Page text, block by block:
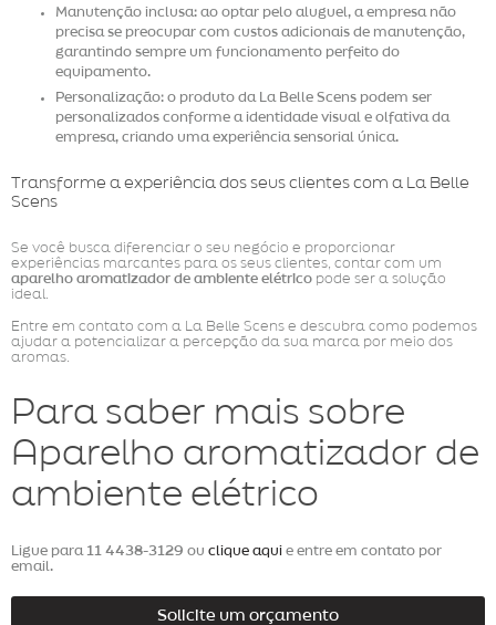
Manutenção inclusa: ao optar pelo aluguel, a empresa não
precisa se preocupar com custos adicionais de manutenção,
garantindo sempre um funcionamento perfeito do
equipamento.
Personalização: o produto da La Belle Scens podem ser
personalizados conforme a identidade visual e olfativa da
empresa, criando uma experiência sensorial única.
Transforme a experiência dos seus clientes com a La Belle
Scens
Se você busca diferenciar o seu negócio e proporcionar
experiências marcantes para os seus clientes, contar com um
aparelho aromatizador de ambiente elétrico pode ser a solução
ideal.
Entre em contato com a La Belle Scens e descubra como podemos
ajudar a potencializar a percepção da sua marca por meio dos
aromas.
Para saber mais sobre
Aparelho aromatizador de
ambiente elétrico
Ligue para 11 4438-3129 ou clique aqui e entre em contato por
email.
Solicite um orçamento